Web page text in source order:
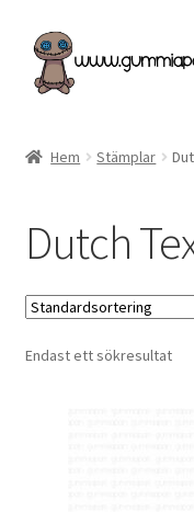
Hoppa
till
navigering
Hoppa
till
innehåll
Nyheter & Påfyllt!
Återförsäljare
Butiken
Hem Stämplar
Dutch
Endast ett sökresultat